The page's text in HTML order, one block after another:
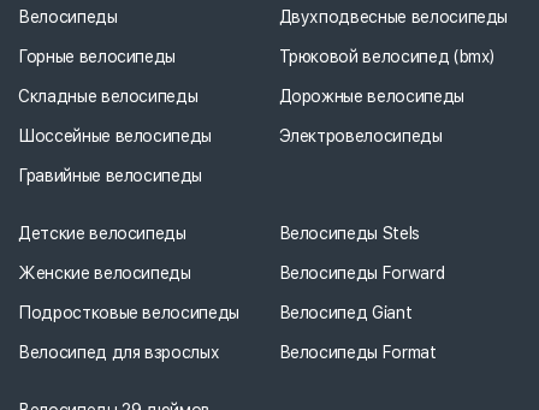
Велосипеды
Горные велосипеды
Складные велосипеды
Шоссейные велосипеды
Гравийные велосипеды
Двухподвесные велосипеды
Трюковой велосипед (bmx)
Дорожные велосипеды
Электровелосипеды
Детские велосипеды
Женские велосипеды
Подростковые велосипеды
Велосипед для взрослых
Велосипеды Stels
Велосипеды Forward
Велосипед Giant
Велосипеды Format